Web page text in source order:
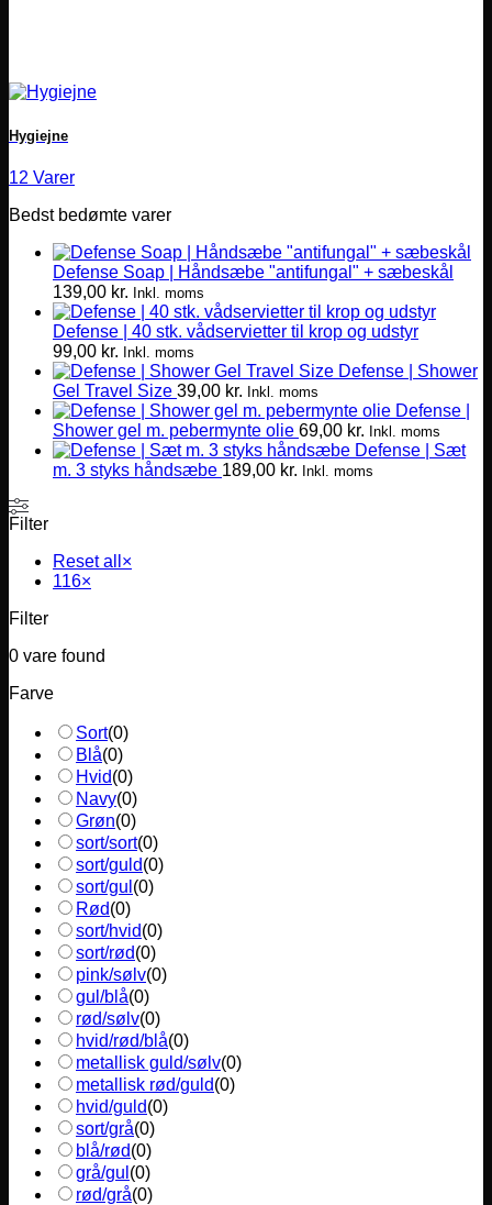
Hygiejne
12 Varer
Bedst bedømte varer
Defense Soap | Håndsæbe "antifungal" + sæbeskål
139,00 kr. Inkl. moms
Defense | 40 stk. vådservietter til krop og udstyr
99,00 kr. Inkl. moms
Defense | Shower
Gel Travel Size 39,00 kr. Inkl. moms
Defense |
Shower gel m. pebermynte olie 69,00 kr. Inkl. moms
Defense | Sæt
m. 3 styks håndsæbe 189,00 kr. Inkl. moms
Filter
Reset all ×
116×
Filter
0 vare found
Farve
Sort(0)
Blå(0)
Hvid(0)
Navy(0)
Grøn(0)
sort/sort(0)
sort/guld(0)
sort/gul (0)
Rød(0)
sort/hvid(0)
sort/rød(0)
pink/sølv(0)
gul/blå(0)
rød/sølv(0)
hvid/rød/blå(0)
metallisk guld/sølv(0)
metallisk rød/guld(0)
hvid/guld(0)
sort/grå(0)
blå/rød(0)
grå/gul (0)
rød/grå(0)